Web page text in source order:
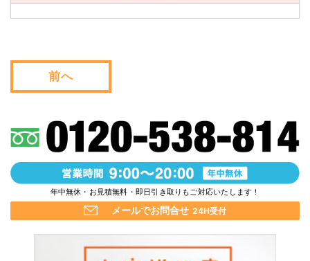
キャンペーン
前へ
年中無休・お見積無料・即日引き取りもご対応いたします！
メールでお問合せ 24H受付